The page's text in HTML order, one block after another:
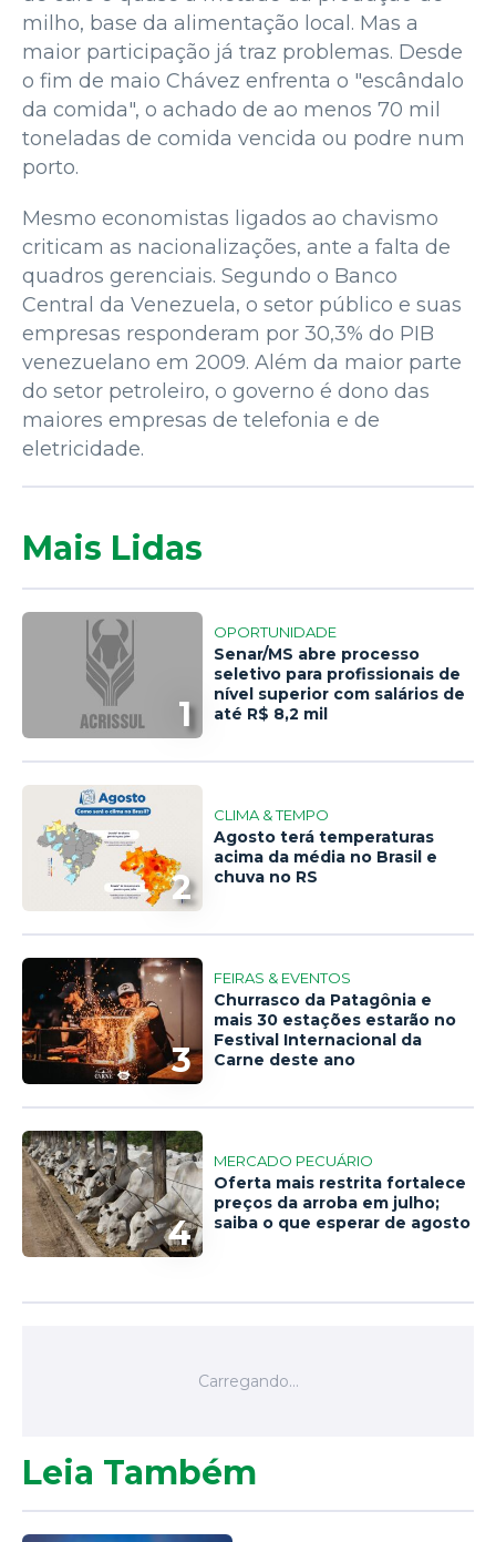
milho, base da alimentação local. Mas a
maior participação já traz problemas. Desde
o fim de maio Chávez enfrenta o "escândalo
da comida", o achado de ao menos 70 mil
toneladas de comida vencida ou podre num
porto.
Mesmo economistas ligados ao chavismo
criticam as nacionalizações, ante a falta de
quadros gerenciais. Segundo o Banco
Central da Venezuela, o setor público e suas
empresas responderam por 30,3% do PIB
venezuelano em 2009. Além da maior parte
do setor petroleiro, o governo é dono das
maiores empresas de telefonia e de
eletricidade.
Mais Lidas
1
OPORTUNIDADE
Senar/MS abre processo
seletivo para profissionais de
nível superior com salários de
até R$ 8,2 mil
2
CLIMA & TEMPO
Agosto terá temperaturas
acima da média no Brasil e
chuva no RS
3
FEIRAS & EVENTOS
Churrasco da Patagônia e
mais 30 estações estarão no
Festival Internacional da
Carne deste ano
4
MERCADO PECUÁRIO
Oferta mais restrita fortalece
preços da arroba em julho;
saiba o que esperar de agosto
Leia Também